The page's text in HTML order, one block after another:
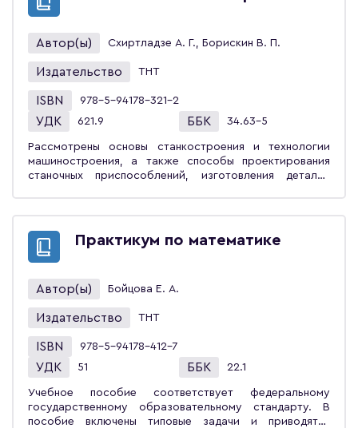
операционного исчисления; элементы теории
вероятностей. Свободное владение понятиями и
методами теории вероятностей необходимо не только
математикам, но и студентам технических направлений,
т.к. при решении практических задач огромную роль
играет правильность выбора вероятностной модели.
Такая модель должна отражать существенные черты
исследуемого явления и быть доступной для
исследования. Подобрать модель и оценить её без
основ теории вероятностей невозможно. Учебное
пособие предназначено для студентов вузов,
обучающихся по направлению «Конструкторско-
Автор(ы) Схиртладзе А. Г., Борискин В. П.
Издательство ТНТ
ISBN 978-5-94178-321-2
УДК 621.9 ББК 34.63-5
Рассмотрены основы станкостроения и технологии
машиностроения, а также способы проектирования
станочных приспособлений, изготовления деталей
станков.Учебное пособие предназначено для
студентов вузов, обучающихся по направлению
«Конструкторско-технологическое обеспечение
машиностроительных производств».
Практикум по математике
Автор(ы) Бойцова Е. А.
Издательство ТНТ
ISBN 978-5-94178-412-7
УДК 51 ББК 22.1
Учебное пособие соответствует федеральному
государственному образовательному стандарту. В
пособие включены типовые задачи и приводятся